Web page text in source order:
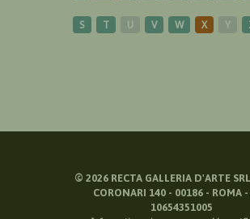
S T U V W X Y
© 2026RECTA GALLERIA D'ARTE
CORONARI 140 - 00186 - ROMA
10654351005